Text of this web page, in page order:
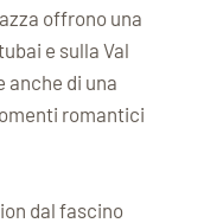
offrono una
e sulla Val
anche di una
romantici
dal fascino